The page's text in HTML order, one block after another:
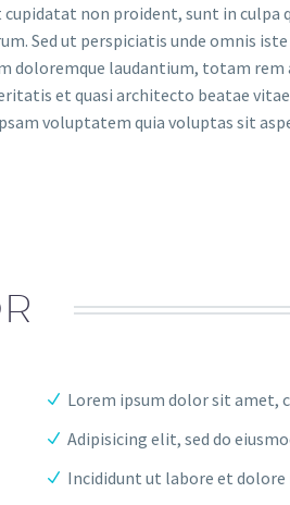
cupidatat non proident, sunt in culpa
Sed ut perspiciatis unde omnis
doloremque laudantium, totam rem
et quasi architecto beatae
voluptatem quia voluptas sit
Lorem ipsum dolor sit amet,
Adipisicing elit, sed do
Incididunt ut labore et dolore